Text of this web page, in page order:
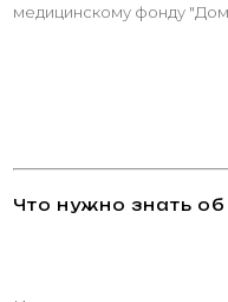
медицинскому фонду
Что нужно знать